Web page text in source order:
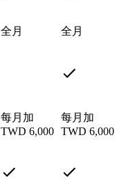
全月 全月
每月加
TWD 6,000
每月加
TWD 6,000